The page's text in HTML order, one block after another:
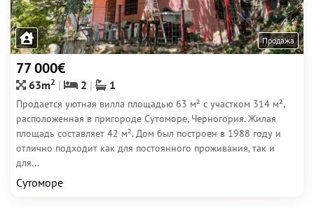
Продажа
77 000€
63m2 2 1
Продается уютная вилла площадью 63 м² с участком 314 м²,
расположенная в пригороде Сутоморе, Черногория. Жилая
площадь составляет 42 м². Дом был построен в 1988 году и
отлично подходит как для постоянного проживания, так и
для...
Сутоморе